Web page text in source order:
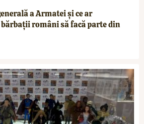
a Armatei și ce ar
români să facă parte din